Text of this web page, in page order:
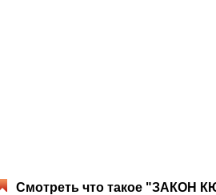
Смотреть что такое "ЗАКОН